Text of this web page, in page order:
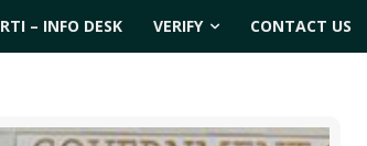
RTI – INFO DESK VERIFY CONTACT US